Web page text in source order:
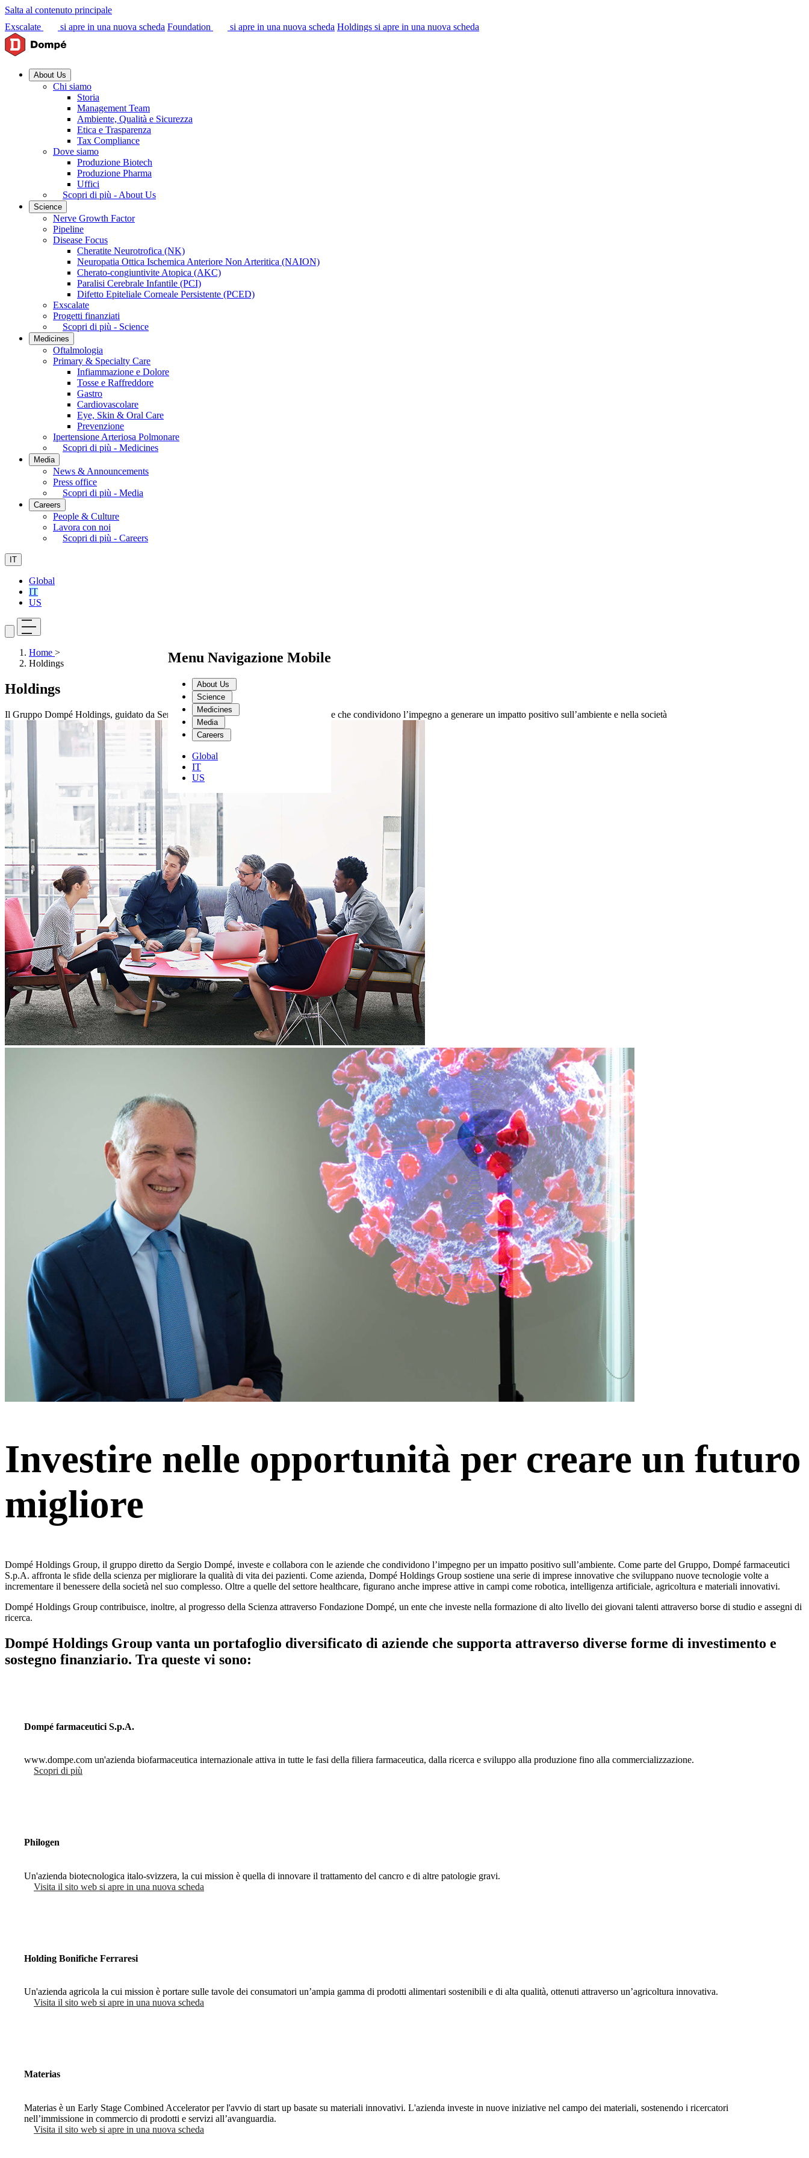
Salta al contenuto principale
Exscalate
si apre in una nuova scheda Foundation si apre in una nuova scheda Holdings si apre in una nuova scheda
About Us
Chi siamo
Storia
Management Team
Ambiente, Qualità e Sicurezza
Etica e Trasparenza
Tax Compliance
Dove siamo
Produzione Biotech
Produzione Pharma
Uffici
Scopri di più - About Us
Science
Nerve Growth Factor
Pipeline
Disease Focus
Cheratite Neurotrofica (NK)
Neuropatia Ottica Ischemica Anteriore Non Arteritica (NAION)
Cherato-congiuntivite Atopica (AKC)
Paralisi Cerebrale Infantile (PCI)
Difetto Epiteliale Corneale Persistente (PCED)
Exscalate
Progetti finanziati
Scopri di più - Science
Medicines
Oftalmologia
Primary & Specialty Care
Infiammazione e Dolore
Tosse e Raffreddore
Gastro
Cardiovascolare
Eye, Skin & Oral Care
Prevenzione
Ipertensione Arteriosa Polmonare
Scopri di più - Medicines
Media
News & Announcements
Press office
Scopri di più - Media
Careers
People & Culture
Lavora con noi
Scopri di più - Careers
IT
Global
IT
US
Menu Navigazione Mobile
About Us
Science
Medicines
Media
Careers
Global
IT
US
Home >
Holdings
Holdings
Il Gruppo Dompé Holdings, guidato da Sergio Dompé, investe e collabora con aziende che condividono l’impegno a generare un impatto positivo sull’ambiente e nella società
Investire nelle opportunità per creare un futuro
migliore
Dompé Holdings Group, il gruppo diretto da Sergio Dompé, investe e collabora con le aziende che condividono l’impegno per un impatto positivo sull’ambiente. Come parte del Gruppo, Dompé farmaceutici
S.p.A. affronta le sfide della scienza per migliorare la qualità di vita dei pazienti. Come azienda, Dompé Holdings Group sostiene una serie di imprese innovative che sviluppano nuove tecnologie volte a
incrementare il benessere della società nel suo complesso. Oltre a quelle del settore healthcare, figurano anche imprese attive in campi come robotica, intelligenza artificiale, agricoltura e materiali innovativi.
Dompé Holdings Group contribuisce, inoltre, al progresso della Scienza attraverso Fondazione Dompé, un ente che investe nella formazione di alto livello dei giovani talenti attraverso borse di studio e assegni di
ricerca.
Dompé Holdings Group vanta un portafoglio diversificato di aziende che supporta attraverso diverse forme di investimento e
sostegno finanziario. Tra queste vi sono:
Dompé farmaceutici S.p.A.
www.dompe.com un'azienda biofarmaceutica internazionale attiva in tutte le fasi della filiera farmaceutica, dalla ricerca e sviluppo alla produzione fino alla commercializzazione.
Scopri di più
Philogen
Un'azienda biotecnologica italo-svizzera, la cui mission è quella di innovare il trattamento del cancro e di altre patologie gravi.
Visita il sito web si apre in una nuova scheda
Holding Bonifiche Ferraresi
Un'azienda agricola la cui mission è portare sulle tavole dei consumatori un’ampia gamma di prodotti alimentari sostenibili e di alta qualità, ottenuti attraverso un’agricoltura innovativa.
Visita il sito web si apre in una nuova scheda
Materias
Materias è un Early Stage Combined Accelerator per l'avvio di start up basate su materiali innovativi. L'azienda investe in nuove iniziative nel campo dei materiali, sostenendo i ricercatori
nell’immissione in commercio di prodotti e servizi all’avanguardia.
Visita il sito web si apre in una nuova scheda